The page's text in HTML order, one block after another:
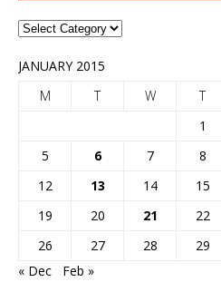
JANUARY 2015
M
T W T
1
5
6 7 8
12
13 14 15
19
20 21 22
26
27 28 29
« Dec
Feb »